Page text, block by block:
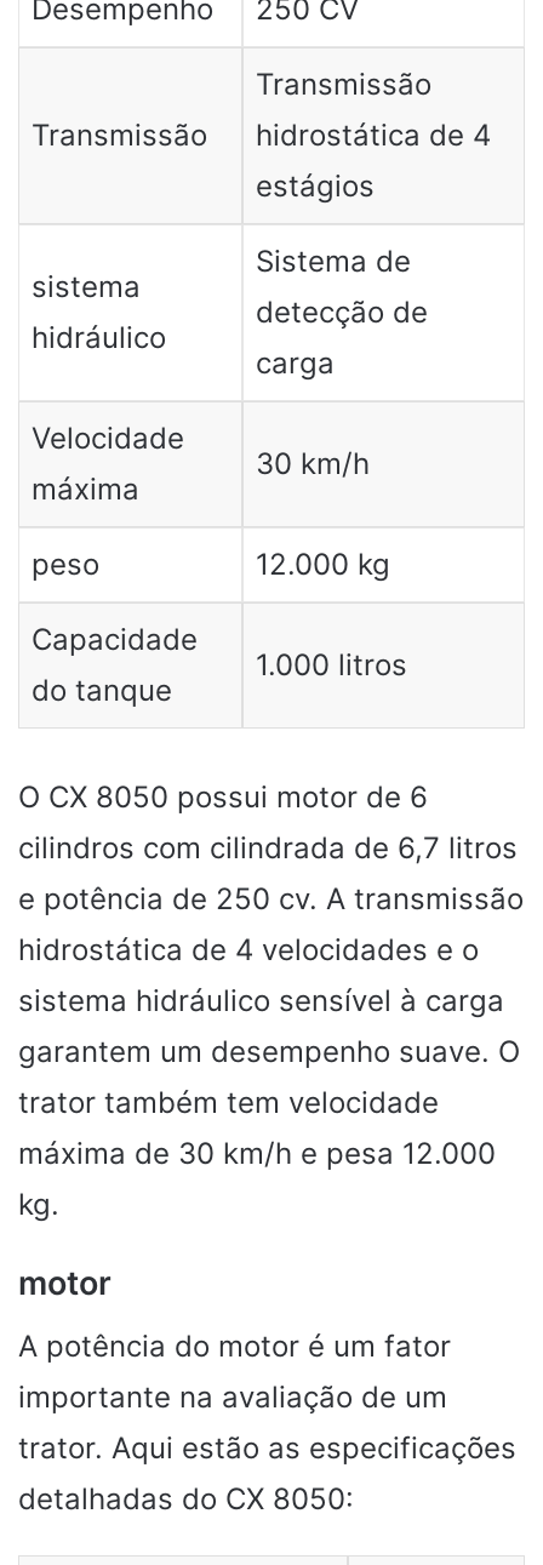
Desempenho 250 CV
Transmissão
Transmissão
hidrostática de 4
estágios
sistema
hidráulico
Sistema de
detecção de
carga
Velocidade
máxima
30 km/h
peso 12.000 kg
Capacidade
do tanque
1.000 litros
O CX 8050 possui motor de 6
cilindros com cilindrada de 6,7 litros
e potência de 250 cv. A transmissão
hidrostática de 4 velocidades e o
sistema hidráulico sensível à carga
garantem um desempenho suave. O
trator também tem velocidade
máxima de 30 km/h e pesa 12.000
kg.
motor
A potência do motor é um fator
importante na avaliação de um
trator. Aqui estão as especificações
detalhadas do CX 8050: